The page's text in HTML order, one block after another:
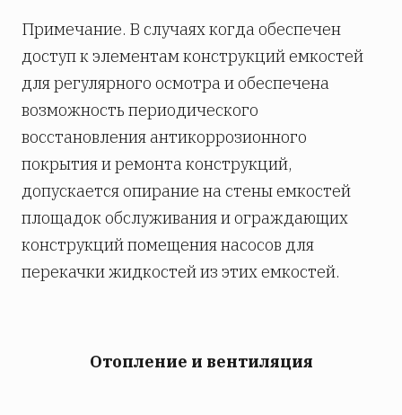
Примечание. В случаях когда обеспечен
доступ к элементам конструкций емкостей
для регулярного осмотра и обеспечена
возможность периодического
восстановления антикоррозионного
покрытия и ремонта конструкций,
допускается опирание на стены емкостей
площадок обслуживания и ограждающих
конструкций помещения насосов для
перекачки жидкостей из этих емкостей.
Отопление и вентиляция